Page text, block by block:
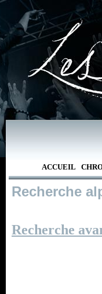
ACCUEIL
Recherche
Recherche